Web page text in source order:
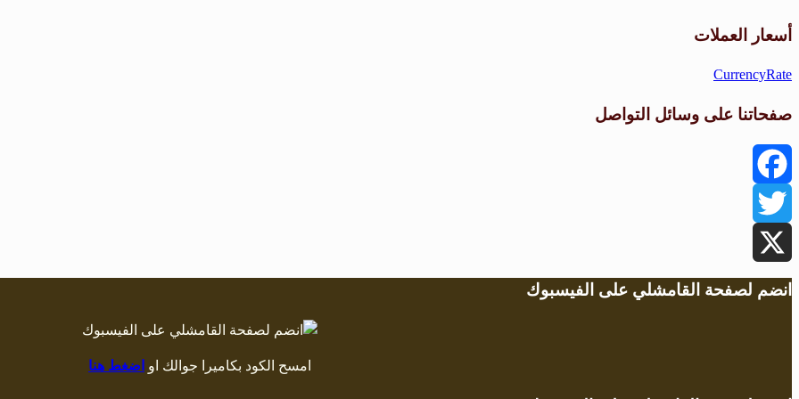
أسعار العملات
CurrencyRate
صفحاتنا على وسائل التواصل
Facebook
Twitter
X
انضم لصفحة القامشلي على الفيسبوك
امسح الكود بكاميرا جوالك او اضغط هنا